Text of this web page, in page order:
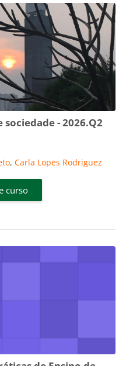
- 2026.Q2
, Carla Lopes Rodriguez
curso